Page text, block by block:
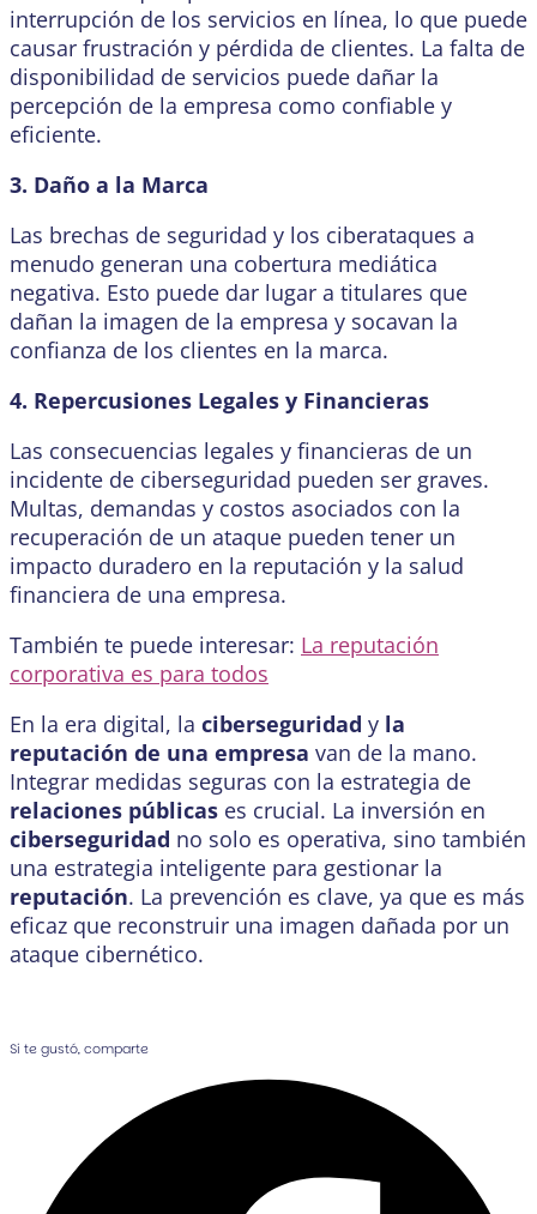
interrupción de los servicios en línea, lo que puede
causar frustración y pérdida de clientes. La falta de
disponibilidad de servicios puede dañar la
percepción de la empresa como confiable y
eficiente.
3. Daño a la Marca
Las brechas de seguridad y los ciberataques a
menudo generan una cobertura mediática
negativa. Esto puede dar lugar a titulares que
dañan la imagen de la empresa y socavan la
confianza de los clientes en la marca.
4. Repercusiones Legales y Financieras
Las consecuencias legales y financieras de un
incidente de ciberseguridad pueden ser graves.
Multas, demandas y costos asociados con la
recuperación de un ataque pueden tener un
impacto duradero en la reputación y la salud
financiera de una empresa.
También te puede interesar: La reputación
corporativa es para todos
En la era digital, la ciberseguridad y la
reputación de una empresa van de la mano.
Integrar medidas seguras con la estrategia de
relaciones públicas es crucial. La inversión en
ciberseguridad no solo es operativa, sino también
una estrategia inteligente para gestionar la
reputación. La prevención es clave, ya que es más
eficaz que reconstruir una imagen dañada por un
ataque cibernético.
Si te gustó, comparte